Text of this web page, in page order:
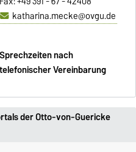
katharina.mecke@ovgu.de
Sprechzeiten nach
telefonischer Vereinbarung
der Otto-von-Guericke